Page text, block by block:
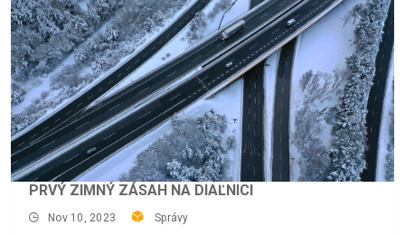
PRVÝ ZIMNÝ ZÁSAH NA DIAĽNICI
Nov 10, 2023 Správy